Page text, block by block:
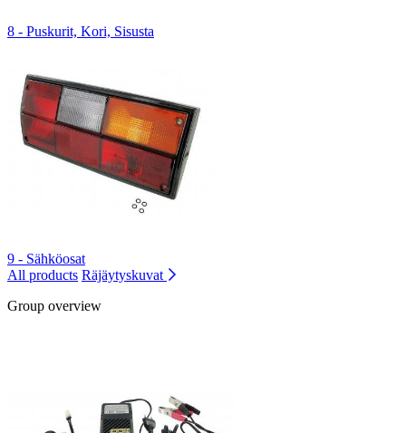
8 - Puskurit, Kori, Sisusta
9 - Sähköosat
All products Räjäytyskuvat
Group overview